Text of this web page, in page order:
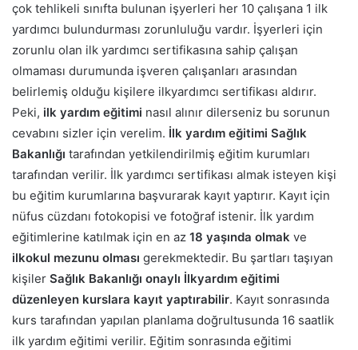
çok tehlikeli sınıfta bulunan işyerleri her 10 çalışana 1 ilk
yardımcı bulundurması zorunluluğu vardır. İşyerleri için
zorunlu olan ilk yardımcı sertifikasına sahip çalışan
olmaması durumunda işveren çalışanları arasından
belirlemiş olduğu kişilere ilkyardımcı sertifikası aldırır.
Peki, ilk yardım eğitimi nasıl alınır dilerseniz bu sorunun
cevabını sizler için verelim. İlk yardım eğitimi Sağlık
Bakanlığı tarafından yetkilendirilmiş eğitim kurumları
tarafından verilir. İlk yardımcı sertifikası almak isteyen kişi
bu eğitim kurumlarına başvurarak kayıt yaptırır. Kayıt için
nüfus cüzdanı fotokopisi ve fotoğraf istenir. İlk yardım
eğitimlerine katılmak için en az 18 yaşında olmak ve
ilkokul mezunu olması gerekmektedir. Bu şartları taşıyan
kişiler Sağlık Bakanlığı onaylı İlkyardım eğitimi
düzenleyen kurslara kayıt yaptırabilir. Kayıt sonrasında
kurs tarafından yapılan planlama doğrultusunda 16 saatlik
ilk yardım eğitimi verilir. Eğitim sonrasında eğitimi